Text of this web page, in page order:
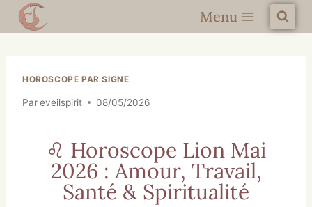
Menu
HOROSCOPE PAR SIGNE
Pareveilspirit 08/05/2026
♌ Horoscope Lion Mai
2026 : Amour, Travail,
Santé & Spiritualité